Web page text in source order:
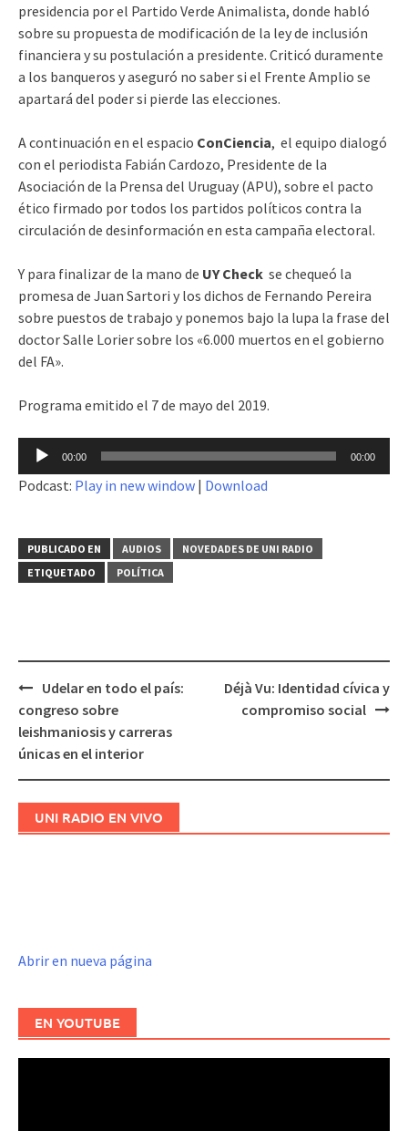
presidencia por el Partido Verde Animalista, donde habló
sobre su propuesta de modificación de la ley de inclusión
financiera y su postulación a presidente. Criticó duramente
a los banqueros y aseguró no saber si el Frente Amplio se
apartará del poder si pierde las elecciones.
A continuación en el espacio ConCiencia, el equipo dialogó
con el periodista Fabián Cardozo, Presidente de la
Asociación de la Prensa del Uruguay (APU), sobre el pacto
ético firmado por todos los partidos políticos contra la
circulación de desinformación en esta campaña electoral.
Y para finalizar de la mano de UY Check se chequeó la
promesa de Juan Sartori y los dichos de Fernando Pereira
sobre puestos de trabajo y ponemos bajo la lupa la frase del
doctor Salle Lorier sobre los «6.000 muertos en el gobierno
del FA».
Programa emitido el 7 de mayo del 2019.
Reproductor
audio
00:00 00:00
Podcast: Play in new window | Download
PUBLICADO EN AUDIOS
NOVEDADES DE UNI RADIO
ETIQUETADO
POLÍTICA
Navegación
de
entradas
Udelar en todo el país:
congreso sobre
leishmaniosis y carreras
únicas en el interior
Déjà Vu: Identidad cívica y
compromiso social
UNI RADIO EN VIVO
Abrir en nueva página
EN YOUTUBE